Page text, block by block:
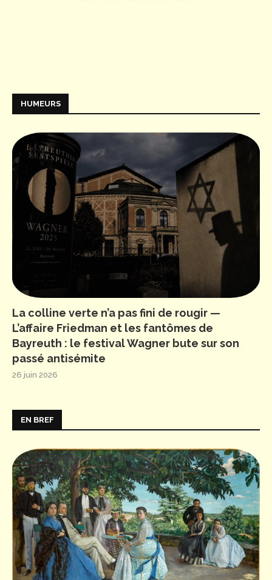
HUMEURS
La colline verte n’a pas fini de rougir —
L’affaire Friedman et les fantômes de
Bayreuth : le festival Wagner bute sur son
passé antisémite
26 juin 2026
EN BREF